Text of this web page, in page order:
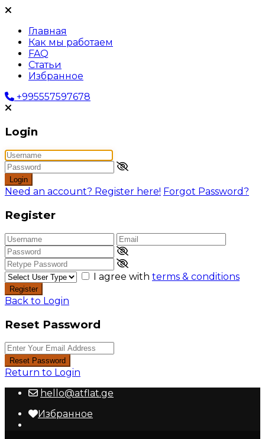
Главная
Как мы работаем
FAQ
Статьи
Избранное
+995557597678
Login
Login
Need an account? Register here! Forgot Password?
Register
I agree with terms & conditions
Register
Back to Login
Reset Password
Reset Password
Return to Login
hello@atflat.ge
Избранное